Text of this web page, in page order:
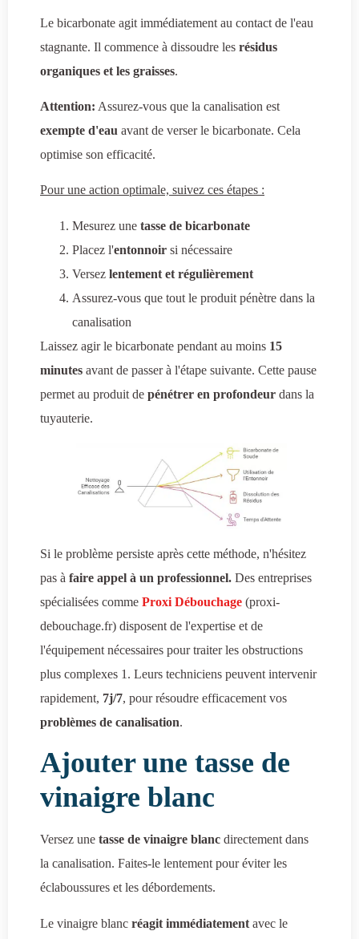
Le bicarbonate agit immédiatement au contact de l'eau
stagnante. Il commence à dissoudre les résidus
organiques et les graisses.
Attention: Assurez-vous que la canalisation est
exempte d'eau avant de verser le bicarbonate. Cela
optimise son efficacité.
Pour une action optimale, suivez ces étapes :
Mesurez une tasse de bicarbonate
Placez l'entonnoir si nécessaire
Versez lentement et régulièrement
Assurez-vous que tout le produit pénètre dans la
canalisation
Laissez agir le bicarbonate pendant au moins 15
minutes avant de passer à l'étape suivante. Cette pause
permet au produit de pénétrer en profondeur dans la
tuyauterie.
Si le problème persiste après cette méthode, n'hésitez
pas à faire appel à un professionnel. Des entreprises
spécialisées comme Proxi Débouchage (proxi-
debouchage.fr) disposent de l'expertise et de
l'équipement nécessaires pour traiter les obstructions
plus complexes 1. Leurs techniciens peuvent intervenir
rapidement, 7j/7, pour résoudre efficacement vos
problèmes de canalisation.
Ajouter une tasse de
vinaigre blanc
Versez une tasse de vinaigre blanc directement dans
la canalisation. Faites-le lentement pour éviter les
éclaboussures et les débordements.
Le vinaigre blanc réagit immédiatement avec le